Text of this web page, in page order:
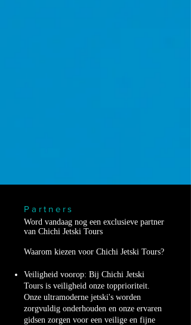
Partners
Word vandaag nog een exclusieve partner
van Chichi Jetski Tours
Waarom kiezen voor Chichi Jetski Tours?
Veiligheid voorop: Bij Chichi Jetski
Tours is veiligheid onze topprioriteit.
Onze ultramoderne jetski's worden
zorgvuldig onderhouden en onze ervaren
gidsen zorgen voor een veilige en fijne